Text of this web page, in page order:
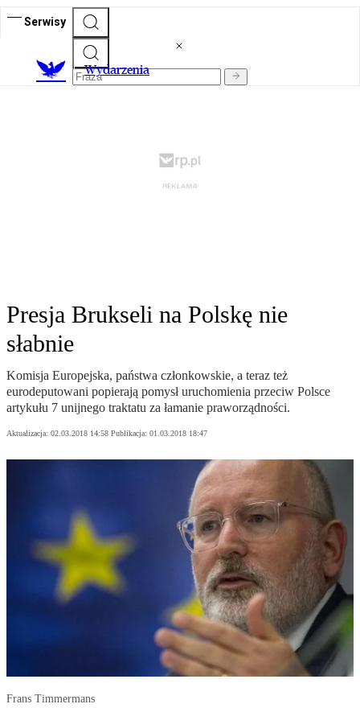
Serwisy
Wydarzenia
Presja Brukseli na Polskę nie
słabnie
Komisja Europejska, państwa członkowskie, a teraz też
eurodeputowani popierają pomysł uruchomienia przeciw Polsce
artykułu 7 unijnego traktatu za łamanie praworządności.
Aktualizacja: 02.03.2018 14:58 Publikacja: 01.03.2018 18:47
Frans Timmermans